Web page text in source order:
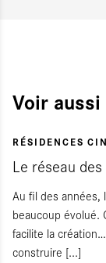
Voir aussi
RÉSIDENCES
Le réseau
Au fil des années,
beaucoup évolué.
facilite la
construire [...]